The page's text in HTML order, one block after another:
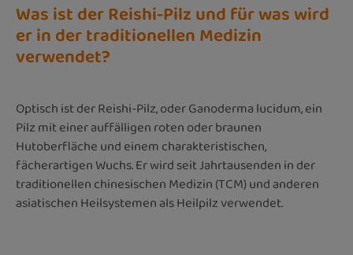
Was ist der Reishi-Pilz und für was wird
er in der traditionellen Medizin
verwendet?
Optisch ist der Reishi-Pilz, oder Ganoderma lucidum, ein
Pilz mit einer auffälligen roten oder braunen
Hutoberfläche und einem charakteristischen,
fächerartigen Wuchs. Er wird seit Jahrtausenden in der
traditionellen chinesischen Medizin (TCM) und anderen
asiatischen Heilsystemen als Heilpilz verwendet.